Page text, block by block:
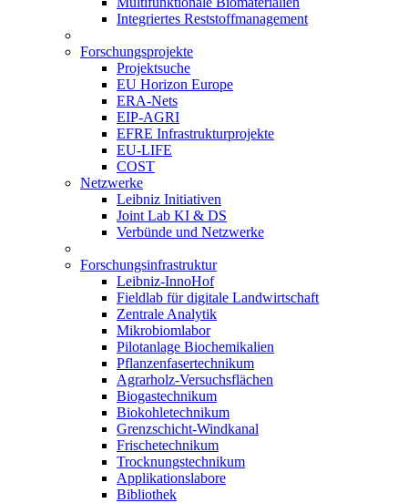
Integriertes Reststoffmanagement
Forschungsprojekte
Projektsuche
EU Horizon Europe
ERA-Nets
EIP-AGRI
EFRE Infrastrukturprojekte
EU-LIFE
COST
Netzwerke
Leibniz Initiativen
Joint Lab KI & DS
Verbünde und Netzwerke
Forschungsinfrastruktur
Leibniz-InnoHof
Fieldlab für digitale Landwirtschaft
Zentrale Analytik
Mikrobiomlabor
Pilotanlage Biochemikalien
Pflanzenfasertechnikum
Agrarholz-Versuchsflächen
Biogastechnikum
Biokohletechnikum
Grenzschicht-Windkanal
Frischetechnikum
Trocknungstechnikum
Applikationslabore
Bibliothek